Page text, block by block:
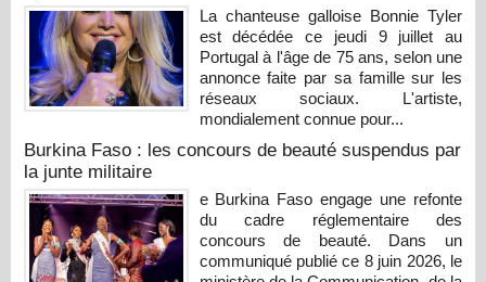
La chanteuse galloise Bonnie Tyler
est décédée ce jeudi 9 juillet au
Portugal à l'âge de 75 ans, selon une
annonce faite par sa famille sur les
réseaux sociaux. L'artiste,
mondialement connue pour...
Burkina Faso : les concours de beauté suspendus par
la junte militaire
e Burkina Faso engage une refonte
du cadre réglementaire des
concours de beauté. Dans un
communiqué publié ce 8 juin 2026, le